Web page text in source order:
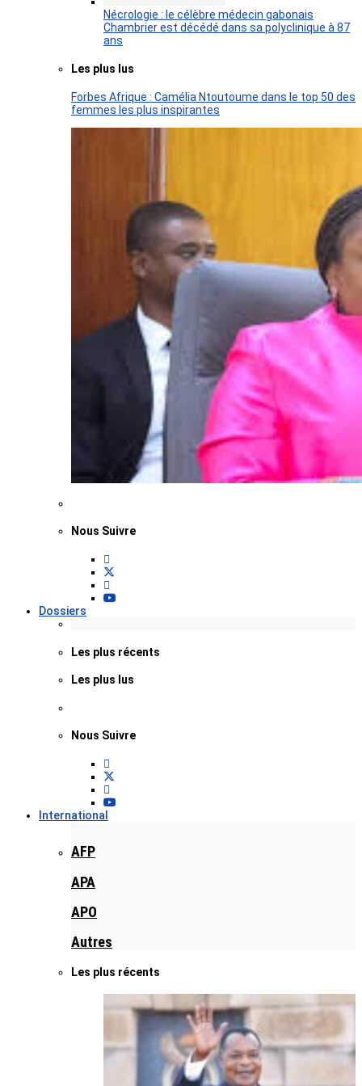
Nécrologie : le célèbre médecin gabonais
Chambrier est décédé dans sa polyclinique à 87
ans
Les plus lus
Forbes Afrique : Camélia Ntoutoume dans le top 50 des
femmes les plus inspirantes
Nous Suivre
Dossiers
Les plus récents
Les plus lus
Nous Suivre
International
AFP
APA
APO
Autres
Les plus récents